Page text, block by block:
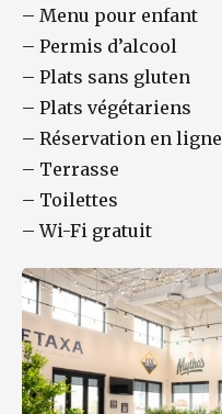
– Menu pour enfant
– Permis d’alcool
– Plats sans gluten
– Plats végétariens
– Réservation en ligne
– Terrasse
– Toilettes
–Wi-Fi gratuit